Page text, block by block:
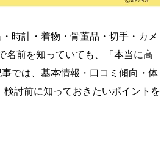
時計・着物・骨董品・切手・カメ
名前を知っていても、「本当に高
では、基本情報・口コミ傾向・体
討前に知っておきたいポイントを